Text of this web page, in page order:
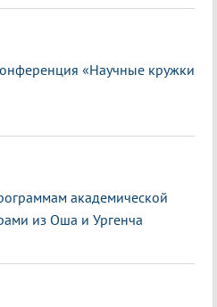
«Научные кружки
академической
из Оша и Ургенча